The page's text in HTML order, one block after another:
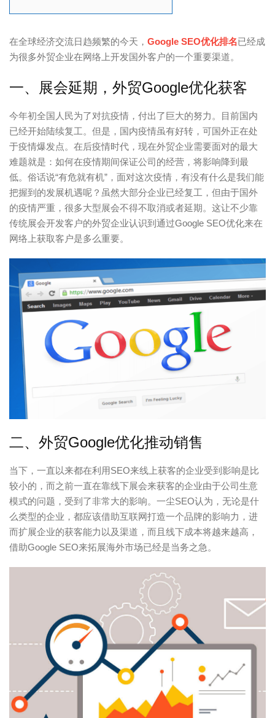
在全球经济交流日趋频繁的今天， Google SEO优化排名已经成
为很多外贸企业在网络上开发国外客户的一个重要渠道。
一、展会延期，外贸Google优化获客
今年初全国人民为了对抗疫情，付出了巨大的努力。目前国内
已经开始陆续复工。但是，国内疫情虽有好转，可国外正在处
于疫情爆发点。在后疫情时代，现在外贸企业需要面对的最大
难题就是：如何在疫情期间保证公司的经营，将影响降到最
低。俗话说“有危就有机”，面对这次疫情，有没有什么是我们能
把握到的发展机遇呢？虽然大部分企业已经复工，但由于国外
的疫情严重，很多大型展会不得不取消或者延期。这让不少靠
传统展会开发客户的外贸企业认识到通过Google SEO优化来在
网络上获取客户是多么重要。
二、外贸Google优化推动销售
当下，一直以来都在利用SEO来线上获客的企业受到影响是比
较小的，而之前一直在靠线下展会来获客的企业由于公司生意
模式的问题，受到了非常大的影响。一尘SEO认为，无论是什
么类型的企业，都应该借助互联网打造一个品牌的影响力，进
而扩展企业的获客能力以及渠道，而且线下成本将越来越高，
借助Google SEO来拓展海外市场已经是当务之急。